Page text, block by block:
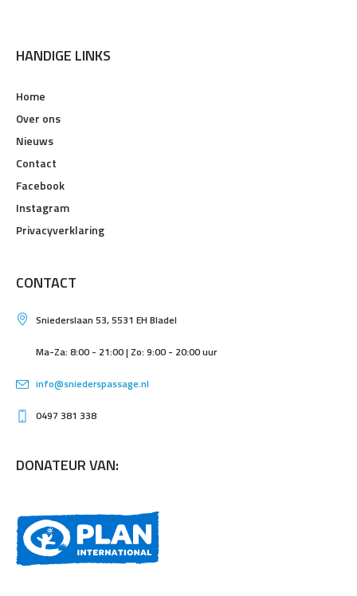
HANDIGE LINKS
Home
Over ons
Nieuws
Contact
Facebook
Instagram
Privacyverklaring
CONTACT
Sniederslaan 53, 5531 EH Bladel
Ma-Za: 8:00 - 21:00 | Zo: 9:00 - 20:00 uur
info@sniederspassage.nl
0497 381 338
DONATEUR VAN: